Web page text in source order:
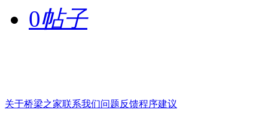
0帖子
关于桥梁之家联系我们问题反馈程序建议